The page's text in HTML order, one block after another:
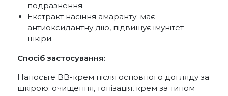
подразнення.
Екстракт насіння амаранту: має
антиоксидантну дію, підвищує імунітет
шкіри.
Спосіб застосування:
Наносьте BB-крем після основного догляду за
шкірою: очищення, тонізація, крем за типом